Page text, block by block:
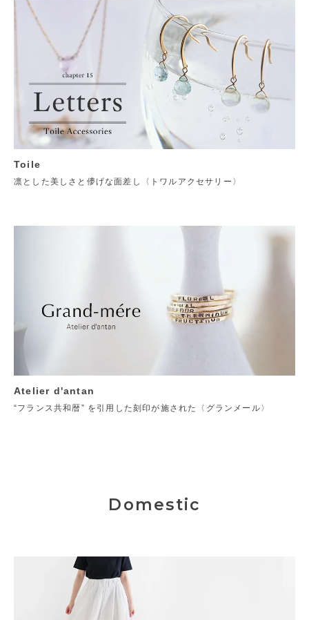
Toile
凛とした美しさと儚げな面差し〈トワルアクセサリー〉
Atelier d'antan
“フランス共和暦” を引用した刻印が施された〈グランメール〉
Domestic